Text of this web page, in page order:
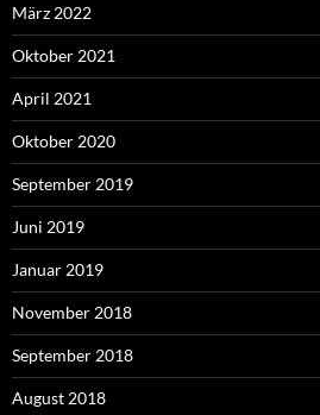
März 2022
Oktober 2021
April 2021
Oktober 2020
September 2019
Juni 2019
Januar 2019
November 2018
September 2018
August 2018